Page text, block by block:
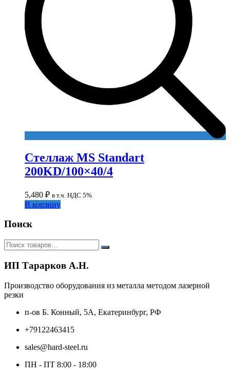
Стеллаж MS Standart
200KD/100×40/4
5,480 ₽ в т.ч. НДС 5%
В корзину
Поиск
ИП Тарарков А.Н.
Производство оборудования из металла методом лазерной
резки
п-ов Б. Конный, 5А, Екатеринбург, РФ
+79122463415
sales@hard-steel.ru
ПН - ПТ 8:00 - 18:00